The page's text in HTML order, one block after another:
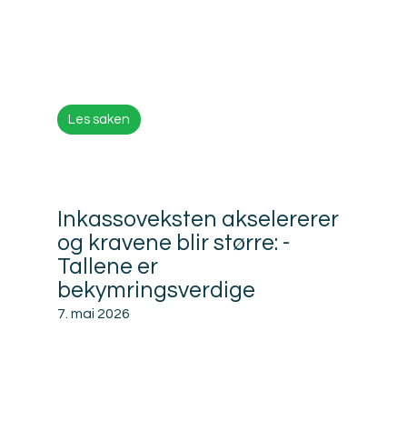
Les saken
Inkassoveksten akselererer
og kravene blir større: -
Tallene er
bekymringsverdige
7. mai 2026